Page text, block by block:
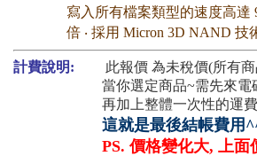
寫入所有檔案類型的速度高達
倍 ‧ 採用 Micron 3D NAND 技
計費說明:
此報價 為未稅價(所有
當你選定商品~需先來電
再加上整體一次性的運
這就是最後結帳費用
PS. 價格變化大, 上面